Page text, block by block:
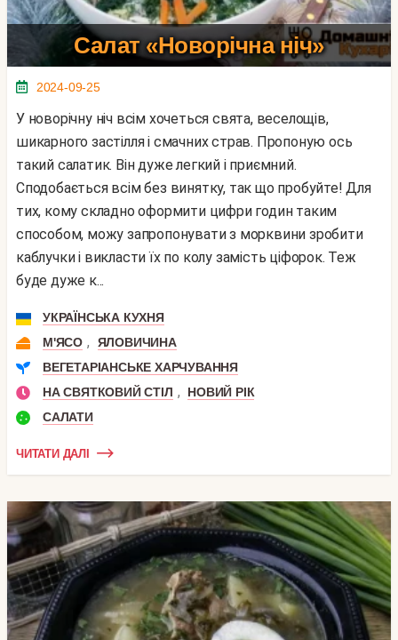
Салат «Новорічна ніч»
2024-09-25
У новорічну ніч всім хочеться свята, веселощів,
шикарного застілля і смачних страв. Пропоную ось
такий салатик. Він дуже легкий і приємний.
Сподобається всім без винятку, так що пробуйте! Для
тих, кому складно оформити цифри годин таким
способом, можу запропонувати з морквини зробити
каблучки і викласти їх по колу замість ціфорок. Теж
буде дуже к...
УКРАЇНСЬКА КУХНЯ
М'ЯСО ,
ЯЛОВИЧИНА
ВЕГЕТАРІАНСЬКЕ ХАРЧУВАННЯ
НА СВЯТКОВИЙ СТІЛ ,
НОВИЙ РІК
САЛАТИ
ЧИТАТИ ДАЛІ